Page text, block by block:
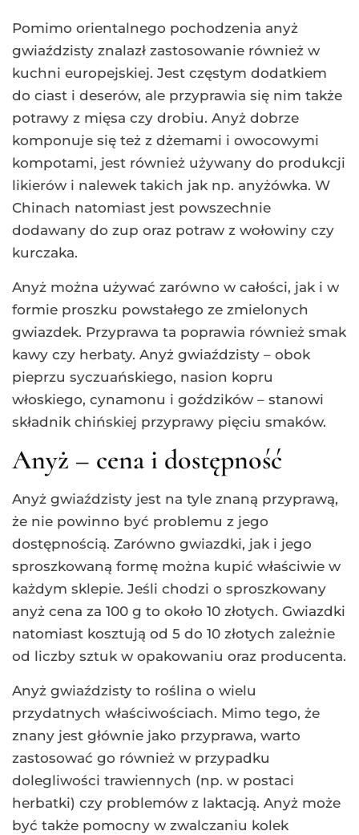
Pomimo orientalnego pochodzenia anyż
gwiaździsty znalazł zastosowanie również w
kuchni europejskiej. Jest częstym dodatkiem
do ciast i deserów, ale przyprawia się nim także
potrawy z mięsa czy drobiu. Anyż dobrze
komponuje się też z dżemami i owocowymi
kompotami, jest również używany do produkcji
likierów i nalewek takich jak np. anyżówka. W
Chinach natomiast jest powszechnie
dodawany do zup oraz potraw z wołowiny czy
kurczaka.
Anyż można używać zarówno w całości, jak i w
formie proszku powstałego ze zmielonych
gwiazdek. Przyprawa ta poprawia również smak
kawy czy herbaty. Anyż gwiaździsty – obok
pieprzu syczuańskiego, nasion kopru
włoskiego, cynamonu i goździków – stanowi
składnik chińskiej przyprawy pięciu smaków.
Anyż – cena i dostępność
Anyż gwiaździsty jest na tyle znaną przyprawą,
że nie powinno być problemu z jego
dostępnością. Zarówno gwiazdki, jak i jego
sproszkowaną formę można kupić właściwie w
każdym sklepie. Jeśli chodzi o sproszkowany
anyż cena za 100 g to około 10 złotych. Gwiazdki
natomiast kosztują od 5 do 10 złotych zależnie
od liczby sztuk w opakowaniu oraz producenta.
Anyż gwiaździsty to roślina o wielu
przydatnych właściwościach. Mimo tego, że
znany jest głównie jako przyprawa, warto
zastosować go również w przypadku
dolegliwości trawiennych (np. w postaci
herbatki) czy problemów z laktacją. Anyż może
być także pomocny w zwalczaniu kolek